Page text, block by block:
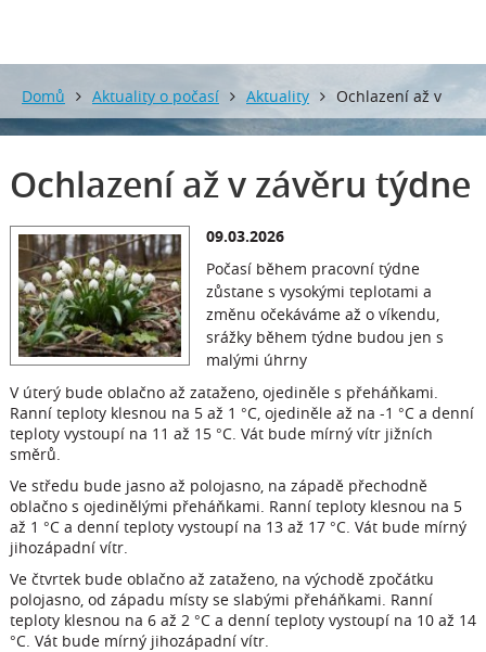
Domů Aktuality o počasí Aktuality Ochlazení až v
závěru týdne
Ochlazení až v závěru týdne
09.03.2026
Počasí během pracovní týdne
zůstane s vysokými teplotami a
změnu očekáváme až o víkendu,
srážky během týdne budou jen s
malými úhrny
V úterý bude oblačno až zataženo, ojediněle s přeháňkami.
Ranní teploty klesnou na 5 až 1 °C, ojediněle až na -1 °C a denní
teploty vystoupí na 11 až 15 °C. Vát bude mírný vítr jižních
směrů.
Ve středu bude jasno až polojasno, na západě přechodně
oblačno s ojedinělými přeháňkami. Ranní teploty klesnou na 5
až 1 °C a denní teploty vystoupí na 13 až 17 °C. Vát bude mírný
jihozápadní vítr.
Ve čtvrtek bude oblačno až zataženo, na východě zpočátku
polojasno, od západu místy se slabými přeháňkami. Ranní
teploty klesnou na 6 až 2 °C a denní teploty vystoupí na 10 až 14
°C. Vát bude mírný jihozápadní vítr.